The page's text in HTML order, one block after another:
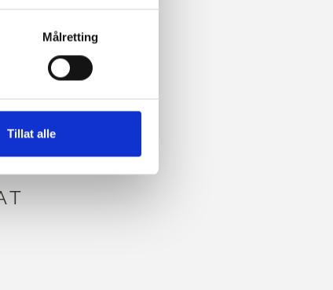
, hvor du
Målretting
Tillat alle